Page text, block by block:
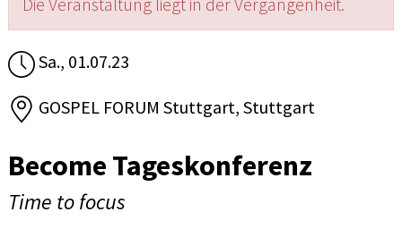
Sa., 01.07.23
GOSPEL FORUM Stuttgart, Stuttgart
Become Tageskonferenz
Time to focus